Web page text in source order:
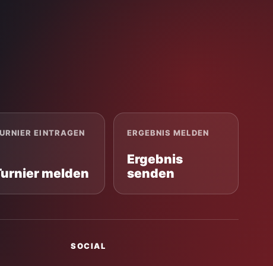
EINTRAGEN
melden
ERGEBNIS MELDEN
Ergebnis
senden
SOCIAL